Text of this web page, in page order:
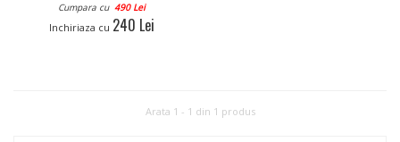
Cumpara cu490 Lei
Inchiriaza cu 240 Lei
Arata 1 - 1 din 1 produs